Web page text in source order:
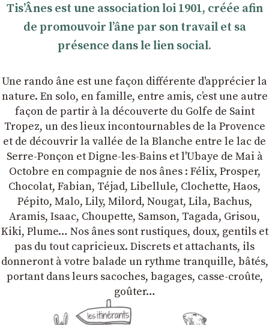
TisʼÂnes est une association loi 1901, créée afin
de promouvoir lʼâne par son travail et sa
présence dans le lien social.
Une rando âne est une façon différente d'apprécier la
nature. En solo, en famille, entre amis, cʼest une autre
façon de partir à la découverte du Golfe de Saint
Tropez, un des lieux incontournables de la Provence
et de découvrir la vallée de la Blanche entre le lac de
Serre-Ponçon et Digne-les-Bains et l'Ubaye de Mai à
Octobre en compagnie de nos ânes : Félix, Prosper,
Chocolat, Fabian, Téjad, Libellule, Clochette, Haos,
Pépito, Malo, Lily, Milord, Nougat, Lila, Bachus,
Aramis, Isaac, Choupette, Samson, Tagada, Grisou,
Kiki, Plume… Nos ânes sont rustiques, doux, gentils et
pas du tout capricieux. Discrets et attachants, ils
donneront à votre balade un rythme tranquille, bâtés,
portant dans leurs sacoches, bagages, casse-croûte,
goûter…